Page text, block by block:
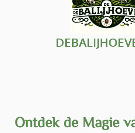
Ontdek de Magie